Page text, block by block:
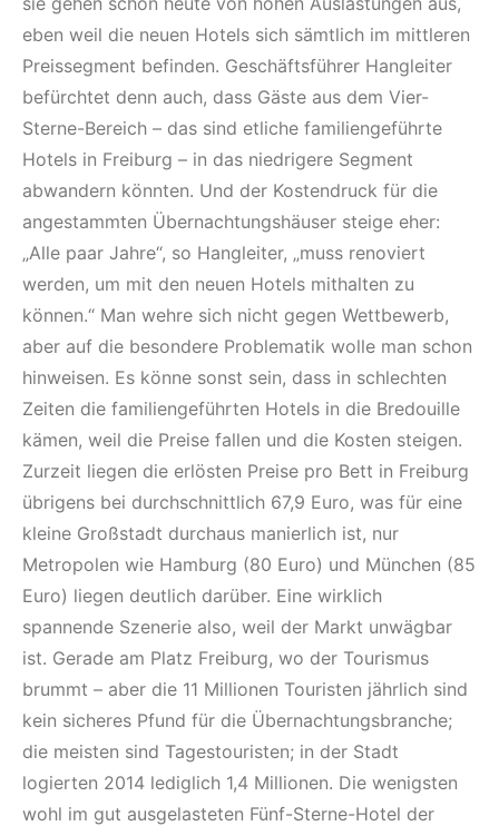
eben weil die neuen Hotels sich sämtlich im mittleren
Preissegment befinden. Geschäftsführer Hangleiter
befürchtet denn auch, dass Gäste aus dem Vier-
Sterne-Bereich – das sind etliche familiengeführte
Hotels in Freiburg – in das niedrigere Segment
abwandern könnten. Und der Kostendruck für die
angestammten Übernachtungshäuser steige eher:
„Alle paar Jahre“, so Hangleiter, „muss renoviert
werden, um mit den neuen Hotels mithalten zu
können.“ Man wehre sich nicht gegen Wettbewerb,
aber auf die besondere Problematik wolle man schon
hinweisen. Es könne sonst sein, dass in schlechten
Zeiten die familiengeführten Hotels in die Bredouille
kämen, weil die Preise fallen und die Kosten steigen.
Zurzeit liegen die erlösten Preise pro Bett in Freiburg
übrigens bei durchschnittlich 67,9 Euro, was für eine
kleine Großstadt durchaus manierlich ist, nur
Metropolen wie Hamburg (80 Euro) und München (85
Euro) liegen deutlich darüber. Eine wirklich
spannende Szenerie also, weil der Markt unwägbar
ist. Gerade am Platz Freiburg, wo der Tourismus
brummt – aber die 11 Millionen Touristen jährlich sind
kein sicheres Pfund für die Übernachtungsbranche;
die meisten sind Tagestouristen; in der Stadt
logierten 2014 lediglich 1,4 Millionen. Die wenigsten
wohl im gut ausgelasteten Fünf-Sterne-Hotel der